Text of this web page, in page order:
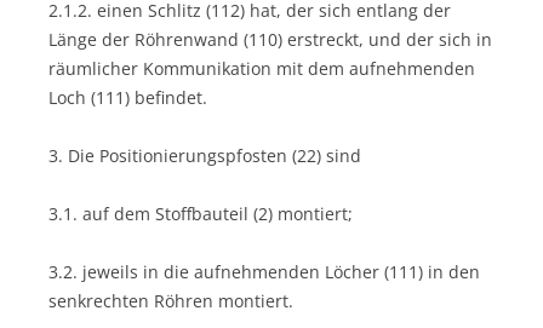
2.1.2. einen Schlitz (112) hat, der sich entlang der
Länge der Röhrenwand (110) erstreckt, und der sich in
räumlicher Kommunikation mit dem aufnehmenden
Loch (111) befindet.
3. Die Positionierungspfosten (22) sind
3.1. auf dem Stoffbauteil (2) montiert;
3.2. jeweils in die aufnehmenden Löcher (111) in den
senkrechten Röhren montiert.